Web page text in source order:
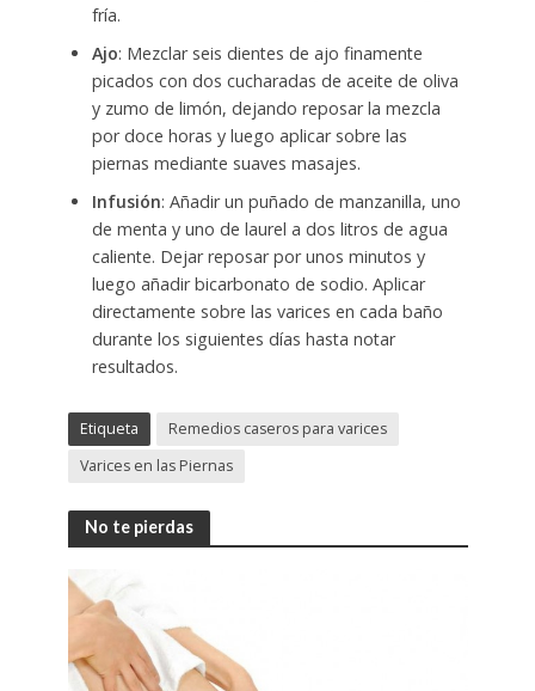
fría.
Ajo: Mezclar seis dientes de ajo finamente
picados con dos cucharadas de aceite de oliva
y zumo de limón, dejando reposar la mezcla
por doce horas y luego aplicar sobre las
piernas mediante suaves masajes.
Infusión: Añadir un puñado de manzanilla, uno
de menta y uno de laurel a dos litros de agua
caliente. Dejar reposar por unos minutos y
luego añadir bicarbonato de sodio. Aplicar
directamente sobre las varices en cada baño
durante los siguientes días hasta notar
resultados.
Etiqueta
Remedios caseros para varices
Varices en las Piernas
No te pierdas